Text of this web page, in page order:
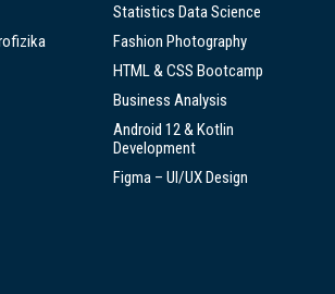
Statistics Data Science
Fashion Photography
HTML & CSS Bootcamp
Business Analysis
Android 12 & Kotlin
Development
Figma – UI/UX Design